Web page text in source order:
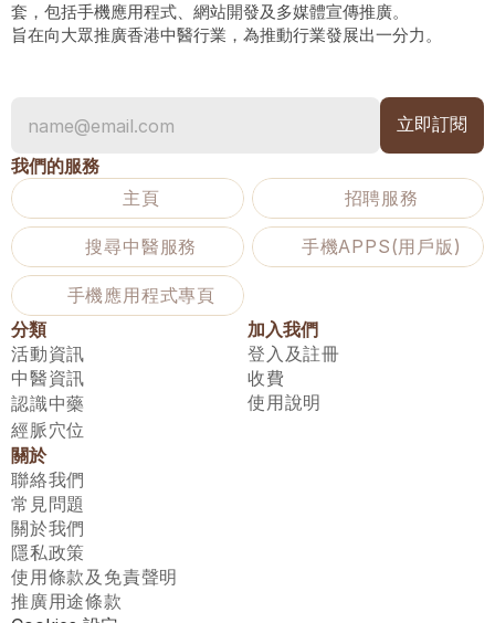
套，包括手機應用程式、網站開發及多媒體宣傳推廣。
旨在向大眾推廣香港中醫行業，為推動行業發展出一分力。
我們的服務
主頁
招聘服務
搜尋中醫服務 手機APPS(用戶版)
手機應用程式專頁
分類
活動資訊
中醫資訊
認識中藥
經脈穴位
加入我們
登入及註冊
收費
使用說明
關於
聯絡我們
常見問題
關於我們
隱私政策
使用條款及免責聲明
推廣用途條款